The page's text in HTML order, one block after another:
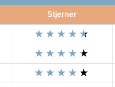
Stjerner